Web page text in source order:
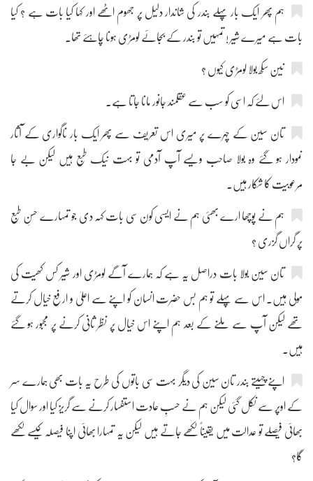
ہم پھر ایک بار پہلے بندر کی شاندار دلیل پر جھوم اٹھے اور کہا کیا بات ہے ؟ کیا
بات ہے میرے شیر ! تمہیں تو بندر کے بجائے لومڑی ہونا چاہئے تھا۔
نین سکھ بولا لومڑی کیوں ؟
اس لئے کہ اسی کو سب سے عقلمند جانور مانا جاتا ہے۔
تان سین کے چہرے پر میری اس تعریف سے پھر ایک بار ناگواری کے آثار
نمودار ہو گئے وہ بولا صاحب ویسے آپ آدمی تو بہت نیک طبع ہیں لیکن بے جا
مرعوبیت کا شکار ہیں۔
ہم نے پوچھا ارے بھئی ہم نے ایسی کون سی بات کہہ دی جو تمہارے حسنِ طبع
پر گراں گزری ؟
تان سین بولا بات دراصل یہ ہے کہ ہمارے آگے لومڑی اور شیر کس کھیت کی
مولی ہیں۔ اس سے پہلے تو ہم بس حضرت انسان کو اپنے سے اعلیٰ و ارفع خیال کرتے
تھے لیکن آپ سے ملنے کے بعد ہم اپنے اس خیال پر نظر ثانی کرنے پر مجبور ہو گئے
ہیں۔
اپنے چہیتے بندر تان سین کی دیگر بہت سی باتوں کی طرح یہ بات بھی ہمارے سر
کے اوپر سے نکل گئی لیکن ہم نے حسبِ عادت استفسار کرنے سے گریز کیا اور سوال کیا
بھائی فیصلے تو عدالت میں یقیناً لکھے جاتے ہیں لیکن یہ تمہارا بھائی اپنا فیصلہ کیسے لکھے
گا؟